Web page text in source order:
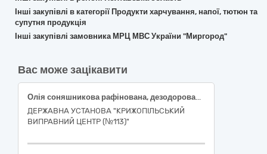
Інші закупівлі в категорії Продукти харчування, напої, тютюн та
супутня продукція
Інші закупівлі замовника МРЦ МВС України "Миргород"
Вас може зацікавити
Олія соняшникова рафінована, дезодорована, виморожена, марки П, 4500-4600г
ДЕРЖАВНА УСТАНОВА "КРИЖОПІЛЬСЬКИЙ
ВИПРАВНИЙ ЦЕНТР (№113)"